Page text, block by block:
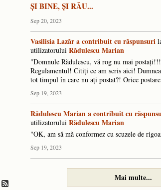
ȘI BINE, ȘI RĂU...
Sep 20, 2023
Vasilisia Lazăra contribuit cu răspunsuri
utilizatorului Rădulescu Marian
"Domnule Rădulescu, vă rog nu mai
Regulamentul! Citiți ce am scris aici!
tot timpul în care nu ați postat?! Orice
Sep 19, 2023
Rădulescu Mariana contribuit cu
utilizatorului Rădulescu Marian
"OK, am să mă conformez cu scuzele de
Sep 19, 2023
Mai multe...